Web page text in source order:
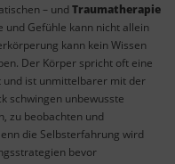
– und Traumatherapie
und Gefühle kann nicht allein
kann kein Wissen
Der Körper spricht oft eine
und ist unmittelbarer mit der
schwingen unbewusste
zu beobachten und
die Selbsterfahrung wird
bevor